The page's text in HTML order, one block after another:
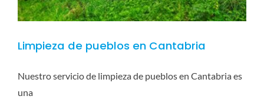
Limpieza de pueblos en Cantabria
Nuestro servicio de limpieza de pueblos en Cantabria es
una